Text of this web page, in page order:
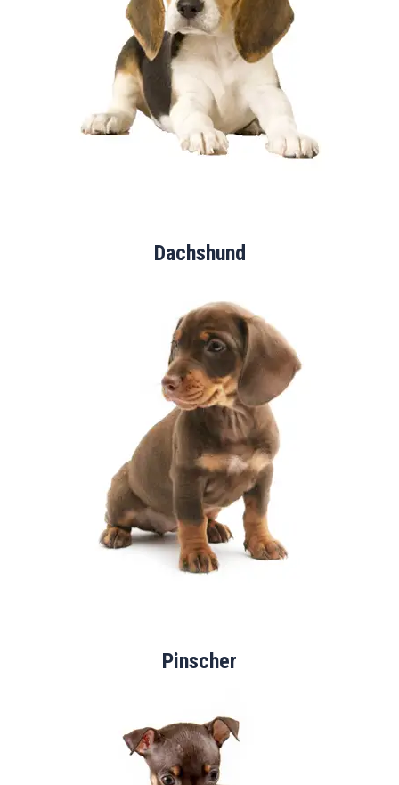
Dachshund
Pinscher